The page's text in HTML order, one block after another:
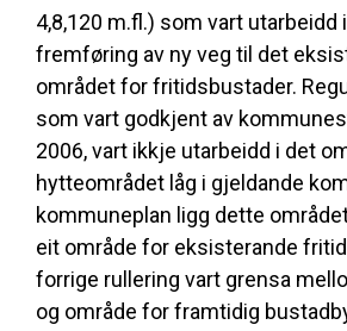
4,8,120 m.fl.) som vart utarbeidd
fremføring av ny veg til det
området for fritidsbustader.
som vart godkjent av
2006, vart ikkje utarbeidd i det
hytteområdet låg i gjeldande
kommuneplan ligg dette
eit område for eksisterande
forrige rullering vart grensa
og område for framtidig